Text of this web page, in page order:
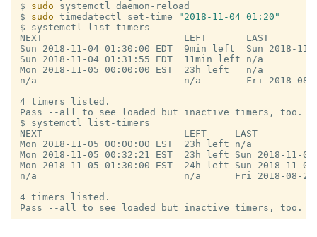
$
sudo
$
sudo timedatectl set-time
"2018-11-04 01:20"
$
NEXT                         LEFT       LAST
Sun 2018-11-04 01:30:00 EDT  9min left  Sun
Sun 2018-11-04 01:31:55 EDT  11min left n/
Mon 2018-11-05 00:00:00 EST  23h left
n/a                          n/a        Fri 2018-08-24
4 timers listed.
$
NEXT                         LEFT     LAST
Mon 2018-11-05 00:00:00 EST  23h left
Mon 2018-11-05 00:32:21 EST  23h left Sun 2018-
Mon 2018-11-05 01:30:00 EST  24h left Sun
n/a                          n/a      Fri 2018-08-24
4 timers listed.